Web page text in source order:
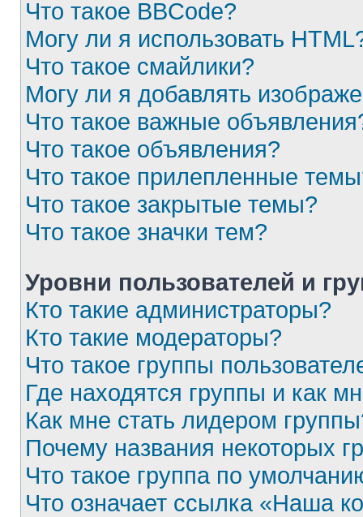
Что такое BBCode?
Могу ли я использовать
Что такое смайлики?
Могу ли я добавлять
Что такое важные
Что такое объявления?
Что такое прилепленные
Что такое закрытые темы?
Что такое значки тем?
Уровни пользователей и
Кто такие администраторы?
Кто такие модераторы?
Что такое группы
Где находятся группы и как
Как мне стать лидером
Почему названия некоторых
Что такое группа по
Что означает ссылка «Наша